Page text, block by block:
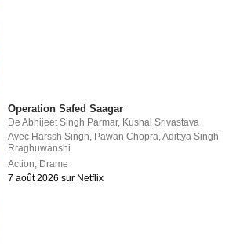
Operation Safed Saagar
DeAbhijeet Singh Parmar, Kushal Srivastava
Avec Harssh Singh, Pawan Chopra,Adittya Singh
Rraghuwanshi
Action, Drame
7 août 2026 sur Netflix